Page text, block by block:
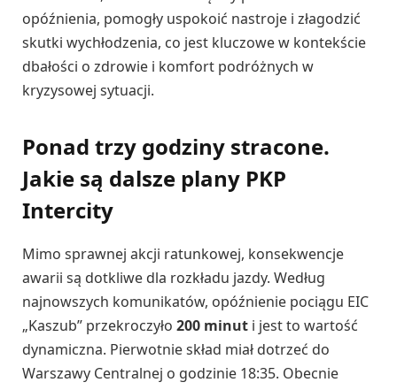
opóźnienia, pomogły uspokoić nastroje i złagodzić
skutki wychłodzenia, co jest kluczowe w kontekście
dbałości o zdrowie i komfort podróżnych w
kryzysowej sytuacji.
Ponad trzy godziny stracone.
Jakie są dalsze plany PKP
Intercity
Mimo sprawnej akcji ratunkowej, konsekwencje
awarii są dotkliwe dla rozkładu jazdy. Według
najnowszych komunikatów, opóźnienie pociągu EIC
„Kaszub” przekroczyło 200 minut i jest to wartość
dynamiczna. Pierwotnie skład miał dotrzeć do
Warszawy Centralnej o godzinie 18:35. Obecnie